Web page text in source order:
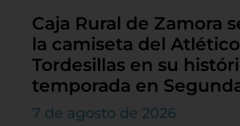
Caja Rural de Zamora
la camiseta del Atlético
Tordesillas en su
temporada en
7 de agosto de 2026